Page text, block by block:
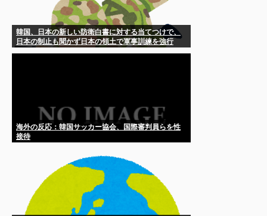
韓国、日本の新しい防衛白書に対する当てつけで、
日本の制止も聞かず日本の領土で軍事訓練を強行
海外の反応：韓国サッカー協会、国際審判員らを性
接待